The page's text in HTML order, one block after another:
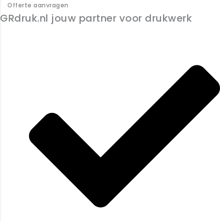
Offerte aanvragen
GRdruk.nl jouw partner voor drukwerk